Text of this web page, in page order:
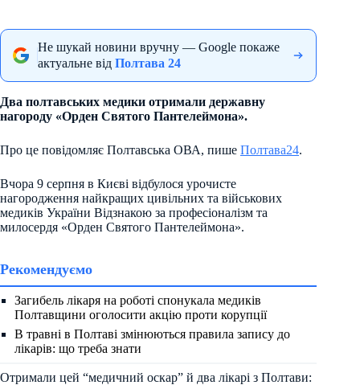
Не шукай новини вручну — Google покаже
актуальне від Полтава 24
Два полтавських медики отримали державну
нагороду «Орден Святого Пантелеймона».
Про це повідомляє Полтавська ОВА, пише Полтава24.
Вчора 9 серпня в Києві відбулося урочисте
нагородження найкращих цивільних та військових
медиків України Відзнакою за професіоналізм та
милосердя «Орден Святого Пантелеймона».
Рекомендуємо
Загибель лікаря на роботі спонукала медиків
Полтавщини оголосити акцію проти корупції
В травні в Полтаві змінюються правила запису до
лікарів: що треба знати
Отримали цей “медичний оскар” й два лікарі з Полтави: